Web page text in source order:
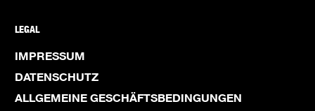
LEGAL
IMPRESSUM
DATENSCHUTZ
ALLGEMEINE GESCHÄFTSBEDINGUNGEN